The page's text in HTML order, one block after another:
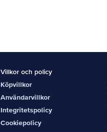
Villkor och policy
Köpvillkor
Användarvillkor
Integritetspolicy
Cookiepolicy